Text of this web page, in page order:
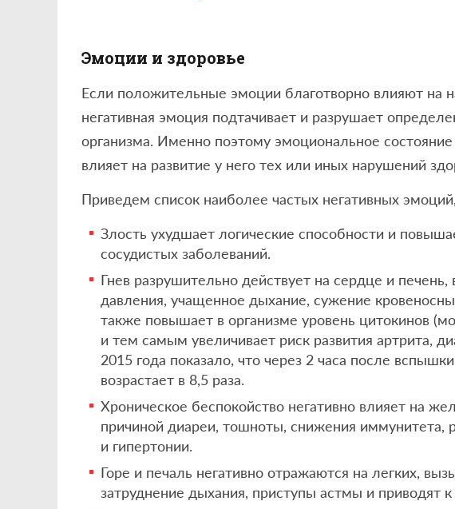
Эмоции и здоровье
Если положительные эмоции благотворно влияют на
негативная эмоция подтачивает и разрушает
организма. Именно поэтому эмоциональное
влияет на развитие у него тех или иных нарушений
Приведем список наиболее частых негативных
Злость ухудшает логические способности и
сосудистых заболеваний.
Гнев разрушительно действует на сердце и
давления, учащенное дыхание, сужение
также повышает в организме уровень цитокинов
и тем самым увеличивает риск развития артрита,
2015 года показало, что через 2 часа после
возрастает в 8,5 раза.
Хроническое беспокойство негативно влияет на
причиной диареи, тошноты, снижения иммунитета,
и гипертонии.
Горе и печаль негативно отражаются на легких,
затруднение дыхания, приступы астмы и приводят